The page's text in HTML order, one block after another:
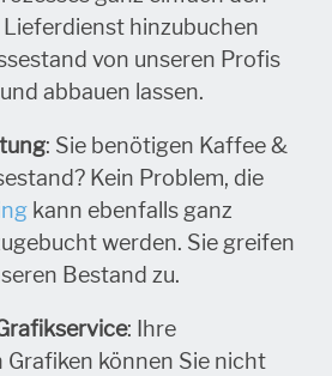
hinzubuchen
von unseren Profis
abbauen lassen.
: Sie benötigen Kaffee &
Kein Problem, die
kann ebenfalls ganz
werden. Sie greifen
Bestand zu.
: Ihre
Grafiken können Sie nicht